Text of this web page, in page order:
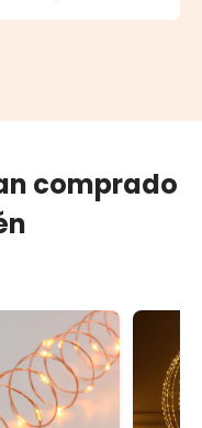
comprado